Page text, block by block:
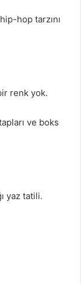
hop tarzını
renk yok.
ve boks
yaz tatili.